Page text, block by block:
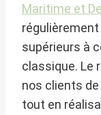
Maritime et
supérieurs à
classique. Le
nos clients
tout en